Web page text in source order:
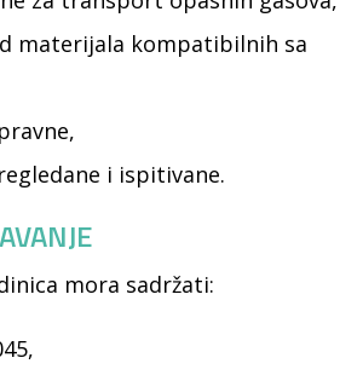
materijala kompatibilnih sa
i ispitivane.
mora sadržati: